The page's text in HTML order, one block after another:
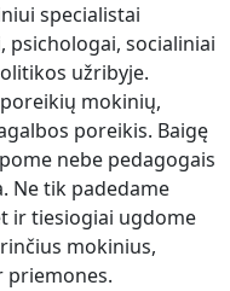
specialistai
psichologai, socialiniai
užribyje.
mokinių,
poreikis. Baigę
nebe pedagogais
Ne tik padedame
ir tiesiogiai ugdome
mokinius,
priemones.